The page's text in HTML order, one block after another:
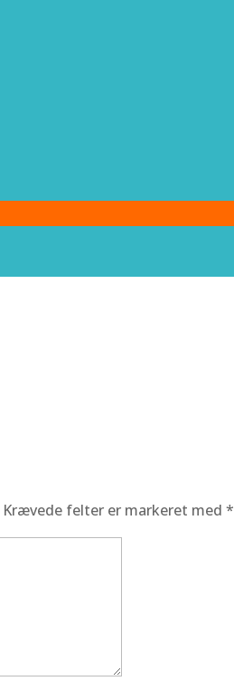
Krævede felter er markeret med*